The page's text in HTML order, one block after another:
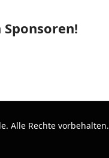
Alle Rechte vorbehalten.